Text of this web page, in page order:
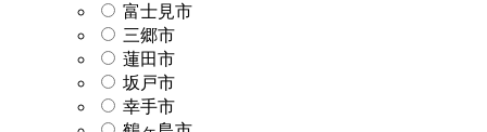
富士見市
三郷市
蓮田市
坂戸市
幸手市